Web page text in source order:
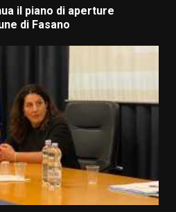
il piano di aperture
di Fasano